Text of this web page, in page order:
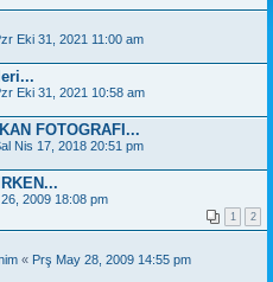
Eki 31, 2021 11:00 am
Eki 31, 2021 10:58 am
FOTOGRAFI...
Nis 17, 2018 20:51 pm
2009 18:08 pm
1 2
« Prş May 28, 2009 14:55 pm